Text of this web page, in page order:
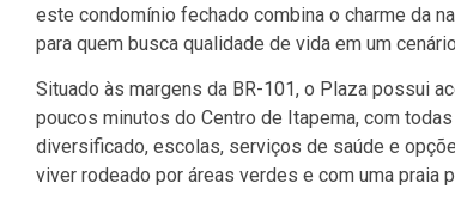
este condomínio fechado combina o charme da
para quem busca qualidade de vida em um
Situado às margens da BR-101, o Plaza possui
poucos minutos do Centro de Itapema, com
diversificado, escolas, serviços de saúde e
viver rodeado por áreas verdes e com uma praia